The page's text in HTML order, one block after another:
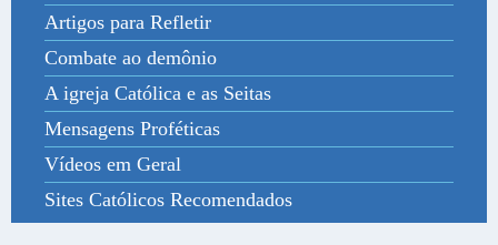
Artigos para Refletir
Combate ao demônio
A igreja Católica e as Seitas
Mensagens Proféticas
Vídeos em Geral
Sites Católicos Recomendados